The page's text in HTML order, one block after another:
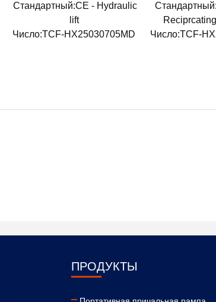
Стандартный:CE - Hydraulic
lift
Число:TCF-HX25030705MD
Число:TCF-
ПРОДУКТЫ